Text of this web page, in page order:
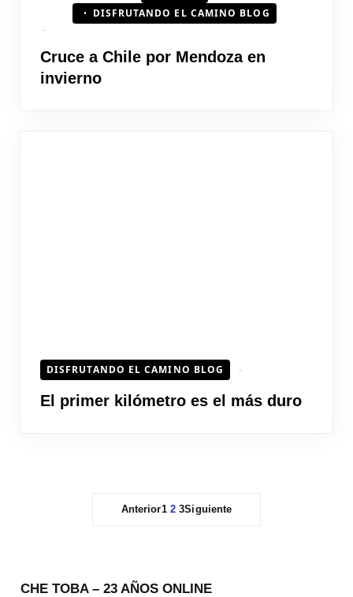
DISFRUTANDO EL CAMINO BLOG
Cruce a Chile por Mendoza en
invierno
DISFRUTANDO EL CAMINO BLOG
El primer kilómetro es el más duro
Anterior1 2 3Siguiente
CHE TOBA – 23 AÑOS ONLINE